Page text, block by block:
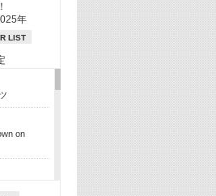
年
LIST
on